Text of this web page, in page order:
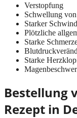
Verstopfung
Schwellung
Starker
Plötzliche
Starke
Starke
Bestellung
Rezept in